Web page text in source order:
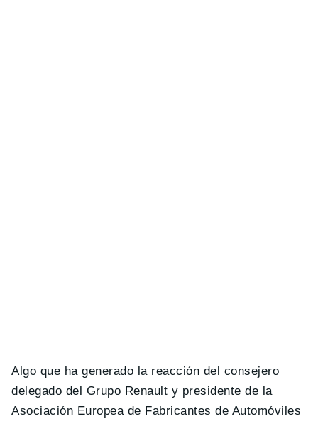
Algo que ha generado la reacción del consejero
delegado del Grupo Renault y presidente de la
Asociación Europea de Fabricantes de Automóviles